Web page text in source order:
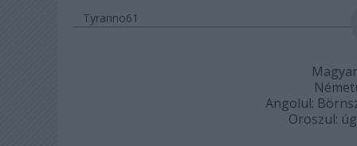
Tyranno61
Angolul:
Oroszul: